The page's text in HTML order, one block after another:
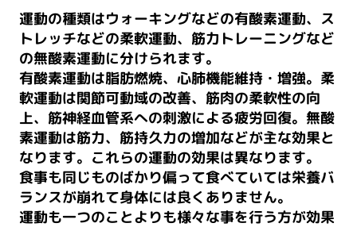
運動の種類はウォーキングなどの有酸素運動、ス
トレッチなどの柔軟運動、筋力トレーニングなど
の無酸素運動に分けられます。
有酸素運動は脂肪燃焼、心肺機能維持・増強。柔
軟運動は関節可動域の改善、筋肉の柔軟性の向
上、筋神経血管系への刺激による疲労回復。無酸
素運動は筋力、筋持久力の増加などが主な効果と
なります。これらの運動の効果は異なります。
食事も同じものばかり偏って食べていては栄養バ
ランスが崩れて身体には良くありません。
運動も一つのことよりも様々な事を行う方が効果